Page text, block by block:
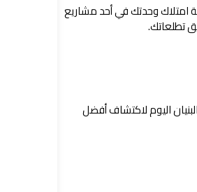
امتلاك وحدتك في أحد مشاريع
تطلعاتك.
اليوم لاكتشاف أفضل